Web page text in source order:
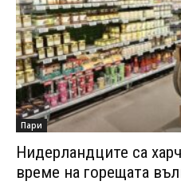
Пари
Нидерландците са
време на горещата